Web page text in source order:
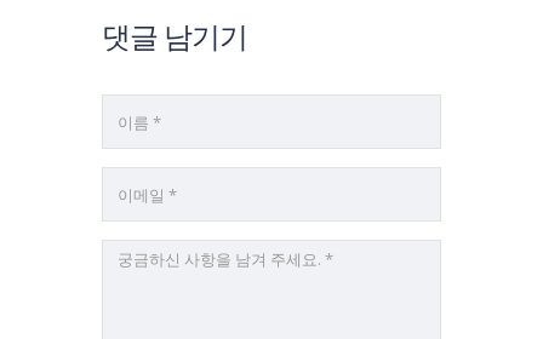
댓글 남기기